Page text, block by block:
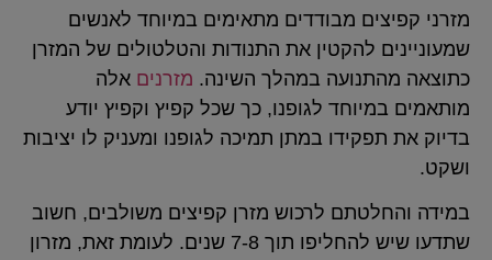
מזרני קפיצים מבודדים מתאימים במיוחד לאנשים
שמעוניינים להקטין את התנודות והטלטולים של המזרן
כתוצאה מהתנועה במהלך השינה. מזרנים אלה
מותאמים במיוחד לגופנו, כך שכל קפיץ וקפיץ יודע
בדיוק את תפקידו במתן תמיכה לגופנו ומעניק לו יציבות
ושקט.
במידה והחלטתם לרכוש מזרן קפיצים משולבים, חשוב
שתדעו שיש להחליפו תוך 7-8 שנים. לעומת זאת, מזרון